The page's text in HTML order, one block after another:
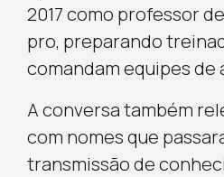
2017 como professor
pro, preparando
comandam equipes de
A conversa também
com nomes que
transmissão de